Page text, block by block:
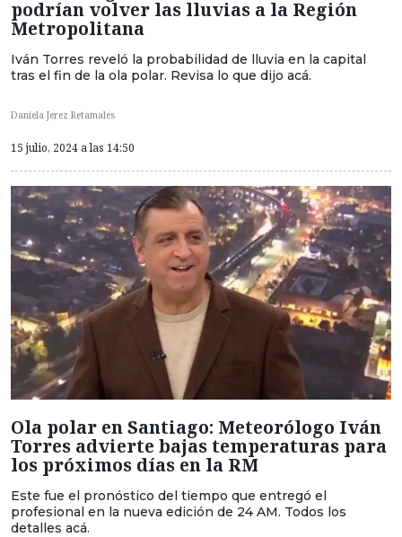
podrían volver las lluvias a la Región
Metropolitana
Iván Torres reveló la probabilidad de lluvia en la capital
tras el fin de la ola polar. Revisa lo que dijo acá.
Daniela Jerez Retamales
15 julio, 2024 a las 14:50
Ola polar en Santiago: Meteorólogo Iván
Torres advierte bajas temperaturas para
los próximos días en la RM
Este fue el pronóstico del tiempo que entregó el
profesional en la nueva edición de 24 AM. Todos los
detalles acá.